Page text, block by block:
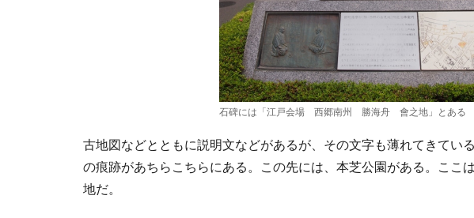
石碑には「江戸会場 西郷南州 勝海舟 會之地」とある
古地図などとともに説明文などがあるが、その文字も薄れてきてい
の痕跡があちらこちらにある。この先には、本芝公園がある。ここ
地だ。